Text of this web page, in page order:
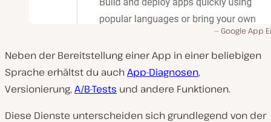
Google App
Neben der Bereitstellung einer App in einer beliebigen
Sprache erhältst du auchApp-Diagnosen,
Versionierung, A/B-Tests und andere Funktionen.
Diese Dienste unterscheiden sich grundlegend von der